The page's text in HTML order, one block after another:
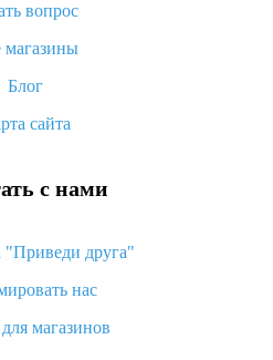
товар с Алиэкспресс
денег
вопрос
магазины
Блог
сайта
с нами
друга"
нас
магазинов